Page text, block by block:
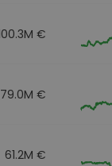
€
€
61.2M €